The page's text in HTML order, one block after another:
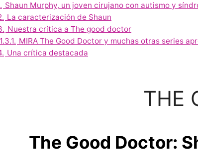
Shaun Murphy, un joven cirujano con autismo y
La caracterización de Shaun
Nuestra crítica a The good doctor
1.3.1. MIRA The Good Doctor y muchas otras series
Una crítica destacada
THE
The Good Doctor: